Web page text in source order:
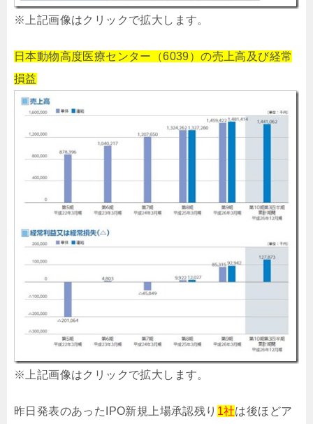
※上記画像はクリックで拡大します。
日本動物高度医療センター（6039）の売上高及び経常
損益
※上記画像はクリックで拡大します。
昨日発表のあったIPO新規上場承認残り 1社は後ほどア